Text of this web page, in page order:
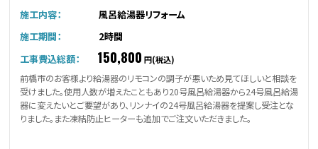
施工内容：
風呂給湯器リフォーム
施工期間：
2時間
工事費込総額：
150,800 円(税込)
前橋市のお客様より給湯器のリモコンの調子が悪いため見てほしいと相談を
受けました。使用人数が増えたこともあり20号風呂給湯器から24号風呂給湯
器に変えたいとご要望があり、リンナイの24号風呂給湯器を提案し受注とな
りました。また凍結防止ヒーターも追加でご注文いただきました。